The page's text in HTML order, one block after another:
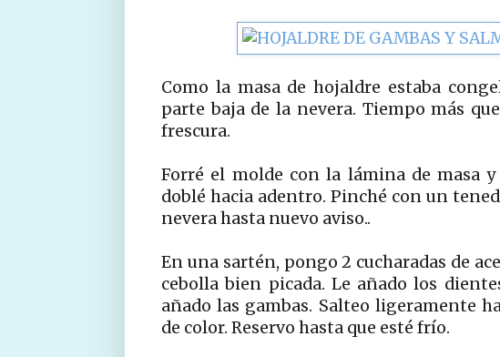
Como la masa de hojaldre estaba
parte baja de la nevera. Tiempo más
frescura.
Forré el molde con la lámina de masa
doblé hacia adentro. Pinché con un
nevera hasta nuevo aviso..
En una sartén, pongo 2 cucharadas de
cebolla bien picada. Le añado los
añado las gambas. Salteo ligeramente
de color. Reservo hasta que esté frío.